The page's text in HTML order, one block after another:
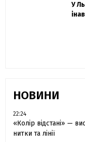
У
НОВИНИ
22:24
«Колір відстані» —
нитки та лінії